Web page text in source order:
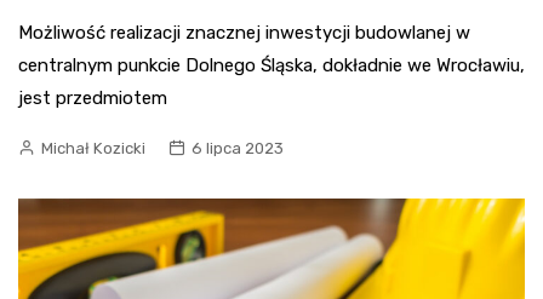
Możliwość realizacji znacznej inwestycji budowlanej w
centralnym punkcie Dolnego Śląska, dokładnie we Wrocławiu,
jest przedmiotem
Michał Kozicki 6 lipca 2023